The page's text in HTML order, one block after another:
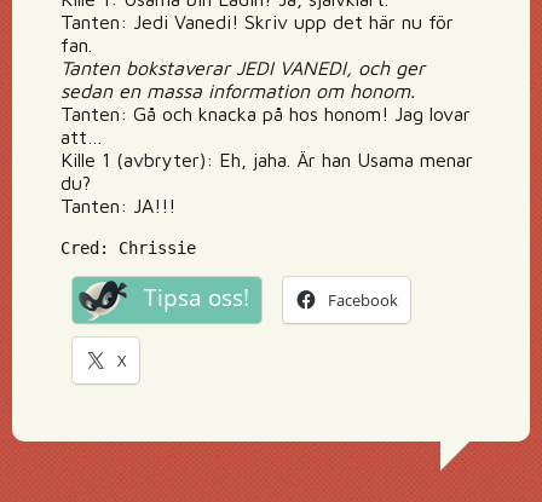
Tanten: Jedi Vanedi! Skriv upp det här nu för
fan.
Tanten bokstaverar JEDI VANEDI, och ger
sedan en massa information om honom.
Tanten: Gå och knacka på hos honom! Jag lovar
att…
Kille 1 (avbryter): Eh, jaha. Är han Usama menar
du?
Tanten: JA!!!
Cred: Chrissie
Tipsa oss! Facebook
X